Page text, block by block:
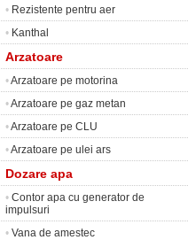
• Rezistente pentru aer
• Kanthal
Arzatoare
•Arzatoare pe motorina
•Arzatoare pe gaz metan
•Arzatoare pe CLU
•Arzatoare pe ulei ars
Dozare apa
• Contor apa cu generator de
impulsuri
• Vana de amestec